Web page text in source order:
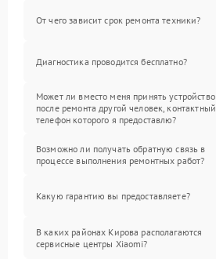
От чего зависит срок ремонта техники?
Диагностика проводится бесплатно?
Может ли вместо меня принять устройство
после ремонта другой человек, контактный
телефон которого я предоставлю?
Возможно ли получать обратную связь в
процессе выполнения ремонтных работ?
Какую гарантию вы предоставляете?
В каких районах Кирова располагаются
сервисные центры Xiaomi?